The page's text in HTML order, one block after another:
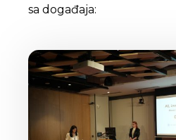
sa događaja: